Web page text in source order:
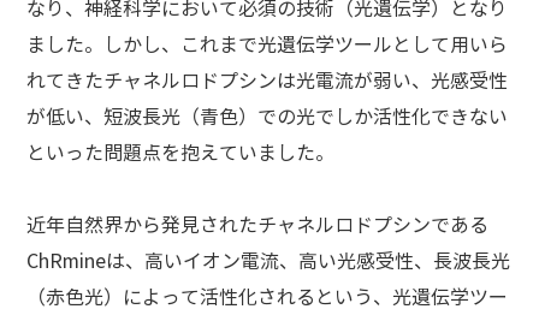
なり、神経科学において必須の技術（光遺伝学）となり
ました。しかし、これまで光遺伝学ツールとして用いら
れてきたチャネルロドプシンは光電流が弱い、光感受性
が低い、短波長光（青色）での光でしか活性化できない
といった問題点を抱えていました。
近年自然界から発見されたチャネルロドプシンである
ChRmineは、高いイオン電流、高い光感受性、長波長光
（赤色光）によって活性化されるという、光遺伝学ツー